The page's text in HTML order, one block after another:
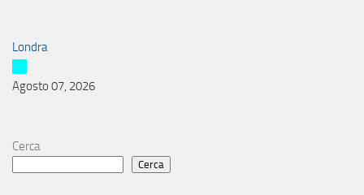
Londra
Agosto 07, 2026
Cerca
Cerca